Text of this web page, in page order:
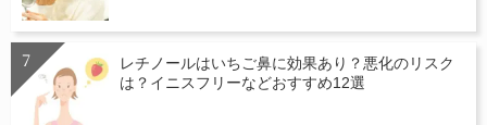
レチノールはいちご鼻に効果あり？悪化のリスク
は？イニスフリーなどおすすめ12選